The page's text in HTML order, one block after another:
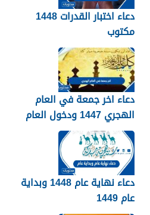
دعاء اختبار القدرات 1448
مكتوب
دعاء اخر جمعة في العام
الهجري 1447 ودخول العام
الجديد 1448
دعاء نهاية عام 1448 وبداية
عام 1449